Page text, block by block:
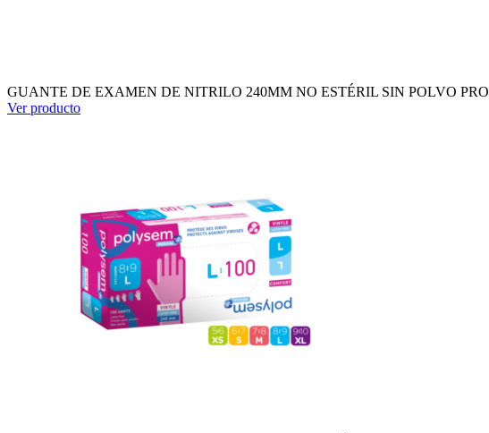
GUANTE DE EXAMEN DE NITRILO 240MM NO ESTÉRIL SIN POLVO
Ver producto